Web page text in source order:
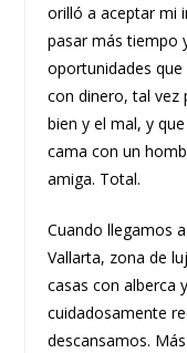
orilló a aceptar mi
pasar más tiempo
oportunidades que
con dinero, tal vez
bien y el mal, y
cama con un
amiga. Total.
Cuando llegamos
Vallarta, zona de
casas con alberca
cuidadosamente
descansamos.